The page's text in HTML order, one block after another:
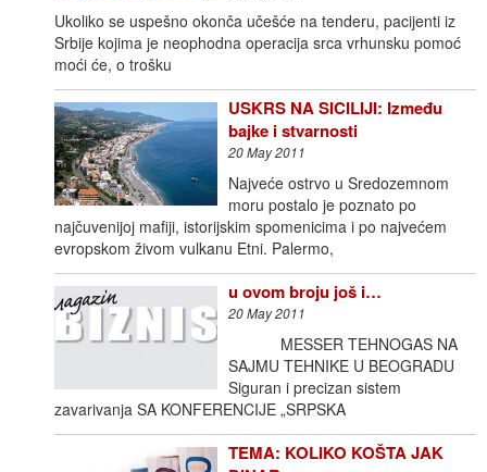
Ukoliko se uspešno okonča učešće na tenderu, pacijenti iz
Srbije kojima je neophodna operacija srca vrhunsku pomoć
moći će, o trošku
USKRS NA SICILIJI: Između
bajke i stvarnosti
20 May 2011
Najveće ostrvo u Sredozemnom
moru postalo je poznato po
najčuvenijoj mafiji, istorijskim spomenicima i po najvećem
evropskom živom vulkanu Etni. Palermo,
u ovom broju još i…
20 May 2011
MESSER TEHNOGAS NA
SAJMU TEHNIKE U BEOGRADU
Siguran i precizan sistem
zavarivanja SA KONFERENCIJE „SRPSKA
TEMA: KOLIKO KOŠTA JAK